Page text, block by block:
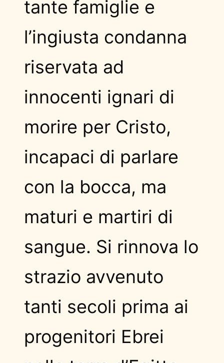
tante famiglie e
l’ingiusta condanna
riservata ad
innocenti ignari di
morire per Cristo,
incapaci di parlare
con la bocca, ma
maturi e martiri di
sangue. Si rinnova lo
strazio avvenuto
tanti secoli prima ai
progenitori Ebrei